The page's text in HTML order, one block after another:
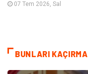
07 Tem 2026, Sal
BUNLARI KAÇIRMA